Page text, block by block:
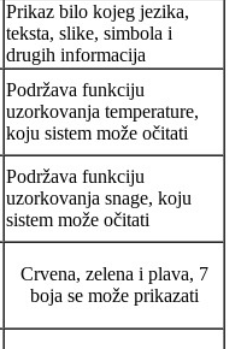
Prikaz bilo kojeg jezika,
teksta, slike, simbola i
drugih informacija
Podržava funkciju
uzorkovanja temperature,
koju sistem može očitati
Podržava funkciju
uzorkovanja snage, koju
sistem može očitati
Crvena, zelena i plava, 7
boja se može prikazati